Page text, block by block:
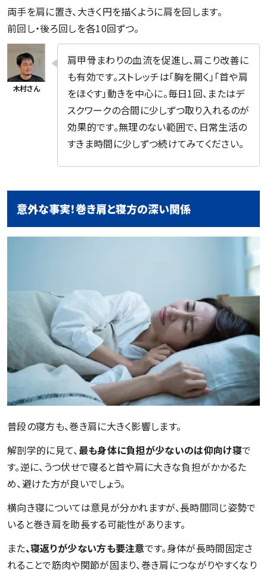
両手を肩に置き、大きく円を描くように肩を回します。
前回し・後ろ回しを各10回ずつ。
肩甲骨まわりの血流を促進し、肩こり改善に
も有効です。ストレッチは「胸を開く」「首や肩
をほぐす」動きを中心に。毎日1回、またはデ
スクワークの合間に少しずつ取り入れるのが
効果的です。無理のない範囲で、日常生活の
すきま時間に少しずつ続けてみてください。
意外な事実！巻き肩と寝方の深い関係
普段の寝方も、巻き肩に大きく影響します。
解剖学的に見て、最も身体に負担が少ないのは仰向け寝で
す。逆に、うつ伏せで寝ると首や肩に大きな負担がかかるた
め、避けた方が良いでしょう。
横向き寝については意見が分かれますが、長時間同じ姿勢で
いると巻き肩を助長する可能性があります。
また、寝返りが少ない方も要注意です。身体が長時間固定さ
れることで筋肉や関節が固まり、巻き肩につながりやすくなり